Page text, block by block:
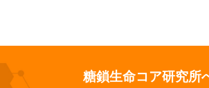
糖鎖生命コア研究所